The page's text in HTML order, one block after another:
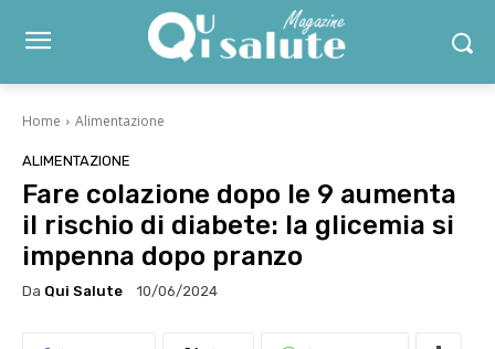
Home Alimentazione
ALIMENTAZIONE
Fare colazione dopo le 9 aumenta
il rischio di diabete: la glicemia si
impenna dopo pranzo
Da Qui Salute 10/06/2024